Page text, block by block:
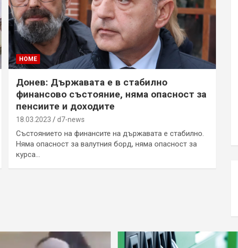
HOME
Донев: Държавата е в стабилно
финансово състояние, няма опасност за
пенсиите и доходите
18.03.2023 d7-news
Състоянието на финансите на държавата е стабилно.
Няма опасност за валутния борд, няма опасност за
курса…